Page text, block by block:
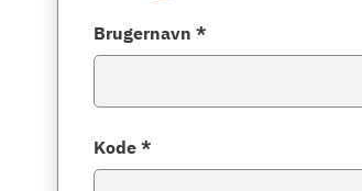
Brugernavn *
Kode *